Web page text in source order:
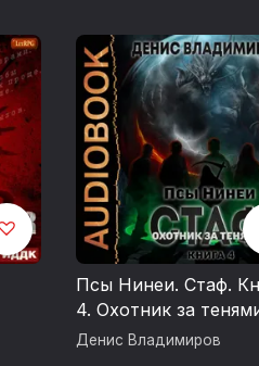
Псы Нинеи. Стаф.
4. Охотник за
Денис Владимиров